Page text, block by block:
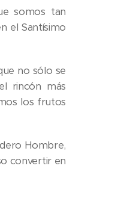
somos tan
el Santísimo
no sólo se
rincón más
los frutos
Hombre,
convertir en